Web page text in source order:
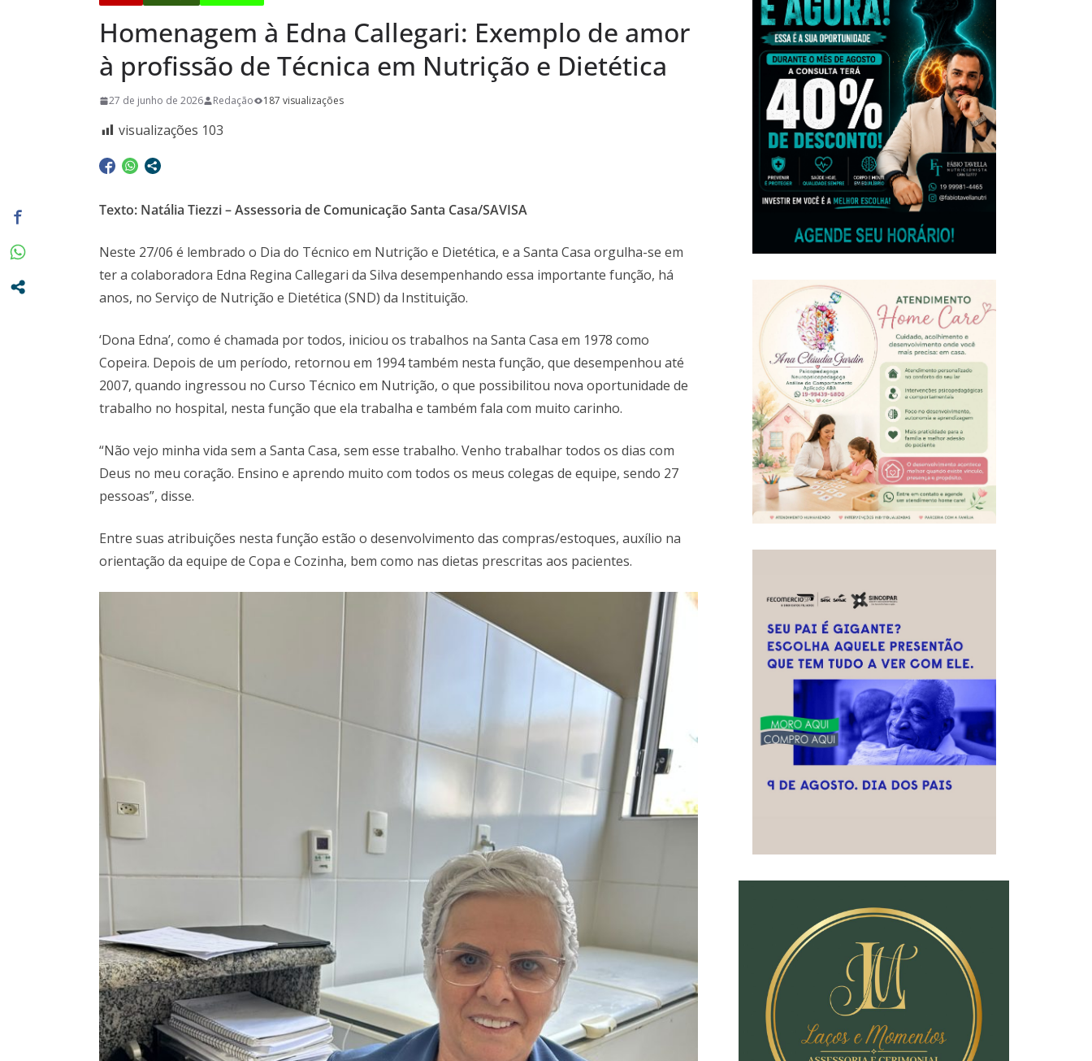
Pasta da Saúde
A Crônica da Semana: Lúcia
Vitto – Memória viva da Arte
e de muitas Semanas
Homenagem à Edna Callegari: Exemplo de amor
à profissão de Técnica em Nutrição e Dietética
27 de junho de 2026 Redação 187 visualizações
visualizações 103
Texto: Natália Tiezzi – Assessoria de Comunicação Santa Casa/SAVISA
Neste 27/06 é lembrado o Dia do Técnico em Nutrição e Dietética, e a Santa Casa orgulha-se em
ter a colaboradora Edna Regina Callegari da Silva desempenhando essa importante função, há
anos, no Serviço de Nutrição e Dietética (SND) da Instituição.
‘Dona Edna’, como é chamada por todos, iniciou os trabalhos na Santa Casa em 1978 como
Copeira. Depois de um período, retornou em 1994 também nesta função, que desempenhou até
2007, quando ingressou no Curso Técnico em Nutrição, o que possibilitou nova oportunidade de
trabalho no hospital, nesta função que ela trabalha e também fala com muito carinho.
“Não vejo minha vida sem a Santa Casa, sem esse trabalho. Venho trabalhar todos os dias com
Deus no meu coração. Ensino e aprendo muito com todos os meus colegas de equipe, sendo 27
pessoas”, disse.
Entre suas atribuições nesta função estão o desenvolvimento das compras/estoques, auxílio na
orientação da equipe de Copa e Cozinha, bem como nas dietas prescritas aos pacientes.